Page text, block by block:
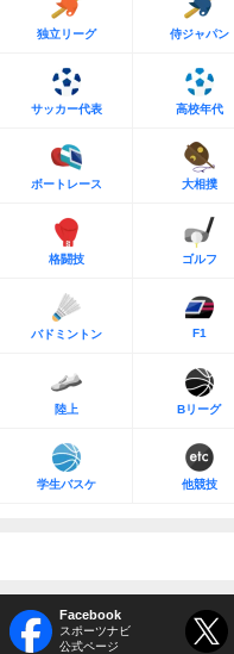
独立リーグ 侍ジャパン
サッカー代表 高校年代
ボートレース 大相撲
格闘技 ゴルフ
バドミントン F1
陸上 Bリーグ
学生バスケ 他競技
Facebook
スポーツナビ
公式ページ